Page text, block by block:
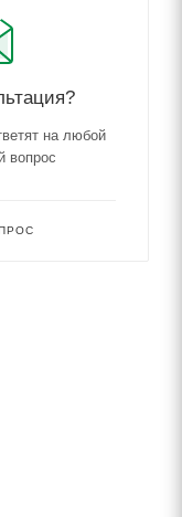
на любой
вопрос